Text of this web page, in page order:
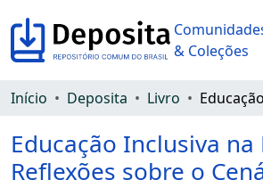
& Coleções
Início Deposita Livro
Educação Inclusiva na
Reflexões sobre o